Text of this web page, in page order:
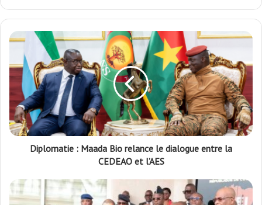
Diplomatie : Maada Bio relance le dialogue entre la
CEDEAO et l’AES